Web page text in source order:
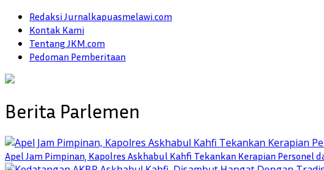
Redaksi Jurnalkapuasmelawi.com
Kontak Kami
Tentang JKM.com
Pedoman Pemberitaan
Berita Parlemen
Apel Jam Pimpinan, Kapolres Askhabul Kahfi Tekankan Kerapian Personel